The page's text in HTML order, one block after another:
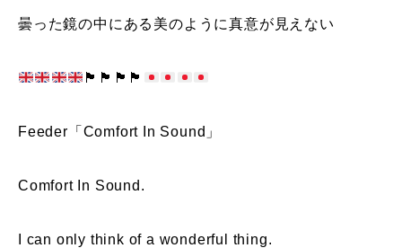
曇った鏡の中にある美のように真意が見えない
🏴󠁧󠁢󠁷󠁬󠁳󠁿 🏴󠁧󠁢󠁷󠁬󠁳󠁿 🏴󠁧󠁢󠁷󠁬󠁳󠁿 🏴󠁧󠁢󠁷󠁬󠁳󠁿
Feeder「Comfort In Sound」
Comfort In Sound.
I can only think of a wonderful thing.